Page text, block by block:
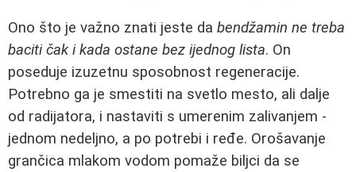
Ono što je važno znati jeste da bendžamin ne treba
baciti čak i kada ostane bez ijednog lista. On
poseduje izuzetnu sposobnost regeneracije.
Potrebno ga je smestiti na svetlo mesto, ali dalje
od radijatora, i nastaviti s umerenim zalivanjem -
jednom nedeljno, a po potrebi i ređe. Orošavanje
grančica mlakom vodom pomaže biljci da se